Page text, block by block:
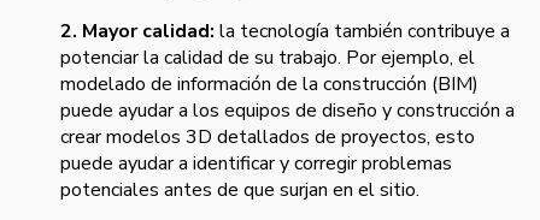
2. Mayor calidad: la tecnología también contribuye a
potenciar la calidad de su trabajo. Por ejemplo, el
modelado de información de la construcción (BIM)
puede ayudar a los equipos de diseño y construcción a
crear modelos 3D detallados de proyectos, esto
puede ayudar a identificar y corregir problemas
potenciales antes de que surjan en el sitio.